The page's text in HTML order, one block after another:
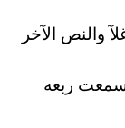
والنص الآخر
ربعه